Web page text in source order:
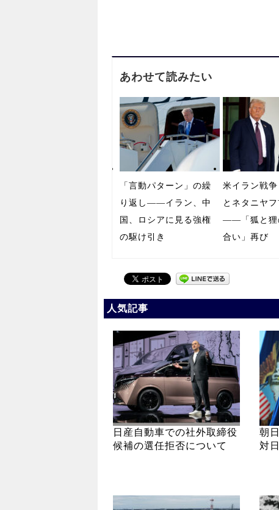
あわせて読みたい
「言動パターン」の繰
り返し――イラン、中
国、ロシアに見る強権
の駆け引き
米イラン戦争
とネタニヤ
――「狐と狸
合い」再び
人気記事
日産自動車での社外取締役
候補の選任拒否について
朝
対